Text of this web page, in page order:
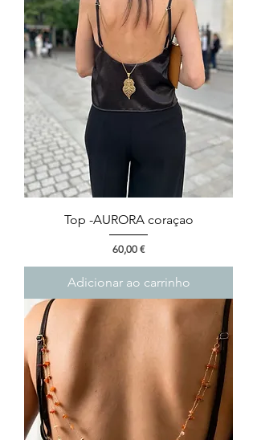
Top -AURORA coraçao
Preço
60,00 €
Adicionar ao carrinho